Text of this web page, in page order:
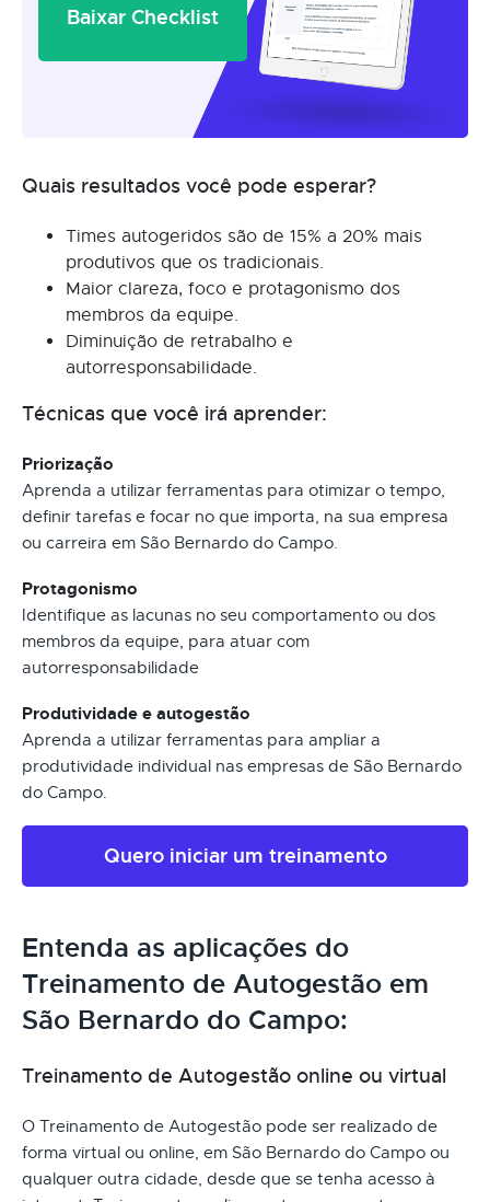
Baixar Checklist
Quais resultados você pode esperar?
Times autogeridos são de 15% a 20% mais
produtivos que os tradicionais.
Maior clareza, foco e protagonismo dos
membros da equipe.
Diminuição de retrabalho e
autorresponsabilidade.
Técnicas que você irá aprender:
Priorização
Aprenda a utilizar ferramentas para otimizar o tempo,
definir tarefas e focar no que importa, na sua empresa
ou carreira em São Bernardo do Campo.
Protagonismo
Identifique as lacunas no seu comportamento ou dos
membros da equipe, para atuar com
autorresponsabilidade
Produtividade e autogestão
Aprenda a utilizar ferramentas para ampliar a
produtividade individual nas empresas de São Bernardo
do Campo.
Quero iniciar um treinamento
Entenda as aplicações do
Treinamento de Autogestão em
São Bernardo do Campo:
Treinamento de Autogestão online ou virtual
O Treinamento de Autogestão pode ser realizado de
forma virtual ou online, em São Bernardo do Campo ou
qualquer outra cidade, desde que se tenha acesso à